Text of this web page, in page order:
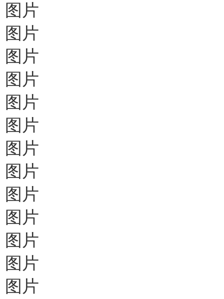
图片
图片
图片
图片
图片
图片
图片
图片
图片
图片
图片
图片
图片